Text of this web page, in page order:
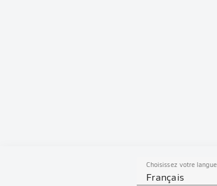
Choisissez votre langue
Français